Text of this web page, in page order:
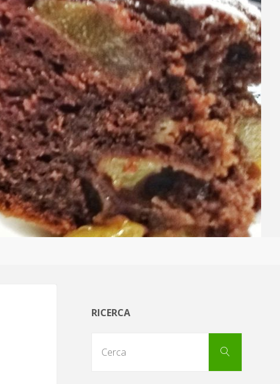
RICERCA
Cerca